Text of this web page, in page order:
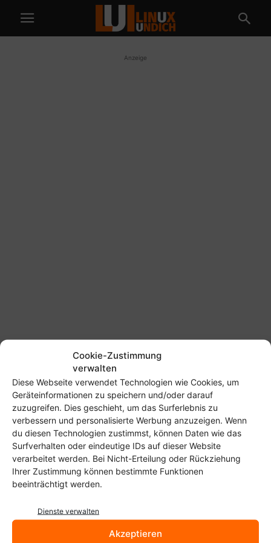
Cookie-Zustimmung
verwalten
Diese Webseite verwendet Technologien wie Cookies, um
Geräteinformationen zu speichern und/oder darauf
zuzugreifen. Dies geschieht, um das Surferlebnis zu
verbessern und personalisierte Werbung anzuzeigen. Wenn
du diesen Technologien zustimmst, können Daten wie das
Surfverhalten oder eindeutige IDs auf dieser Website
verarbeitet werden. Bei Nicht-Erteilung oder Rückziehung
Ihrer Zustimmung können bestimmte Funktionen
beeinträchtigt werden.
Dienste verwalten
Akzeptieren
Anzeige
Schlagworte Navidrome
Navidrome
Tempo und Android Auto: So
nutzt ihr Navidrome für eure
Musikbibliothek...
Christoph Langner - 22. Mai 2025
Termsonic: Subsonic-Client für
das Terminal